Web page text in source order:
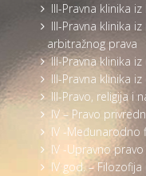
III-Pravna klinika
III-Pravna klinika
arbitražnog prava
III-Pravna klinika
III-Pravna klinika
III-Pravo, religija i
IV – Pravo
IV -Međunarodno
IV -Upravno pravo
IV god. –